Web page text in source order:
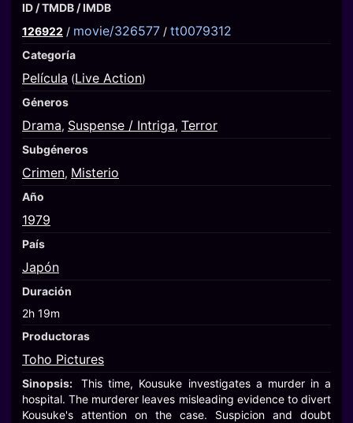
ID / TMDB / IMDB
126922 / movie/326577 / tt0079312
Categoría
Película (Live Action)
Géneros
Drama, Suspense / Intriga, Terror
Subgéneros
Crimen, Misterio
Año
1979
País
Japón
Duración
2h 19m
Productoras
Toho Pictures
Sinopsis:
This time, Kousuke investigates a murder in a
hospital. The murderer leaves misleading evidence to divert
Kousuke's attention on the case. Suspicion and doubt